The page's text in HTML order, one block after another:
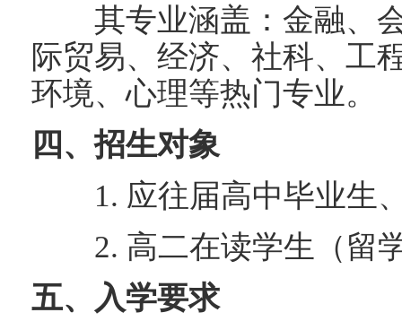
其专业涵盖：金融、会
际贸易、经济、社科、工
环境、心理等热门专业。
四、招生对象
1. 应往届高中毕业生
2. 高二在读学生（留学
五、入学要求